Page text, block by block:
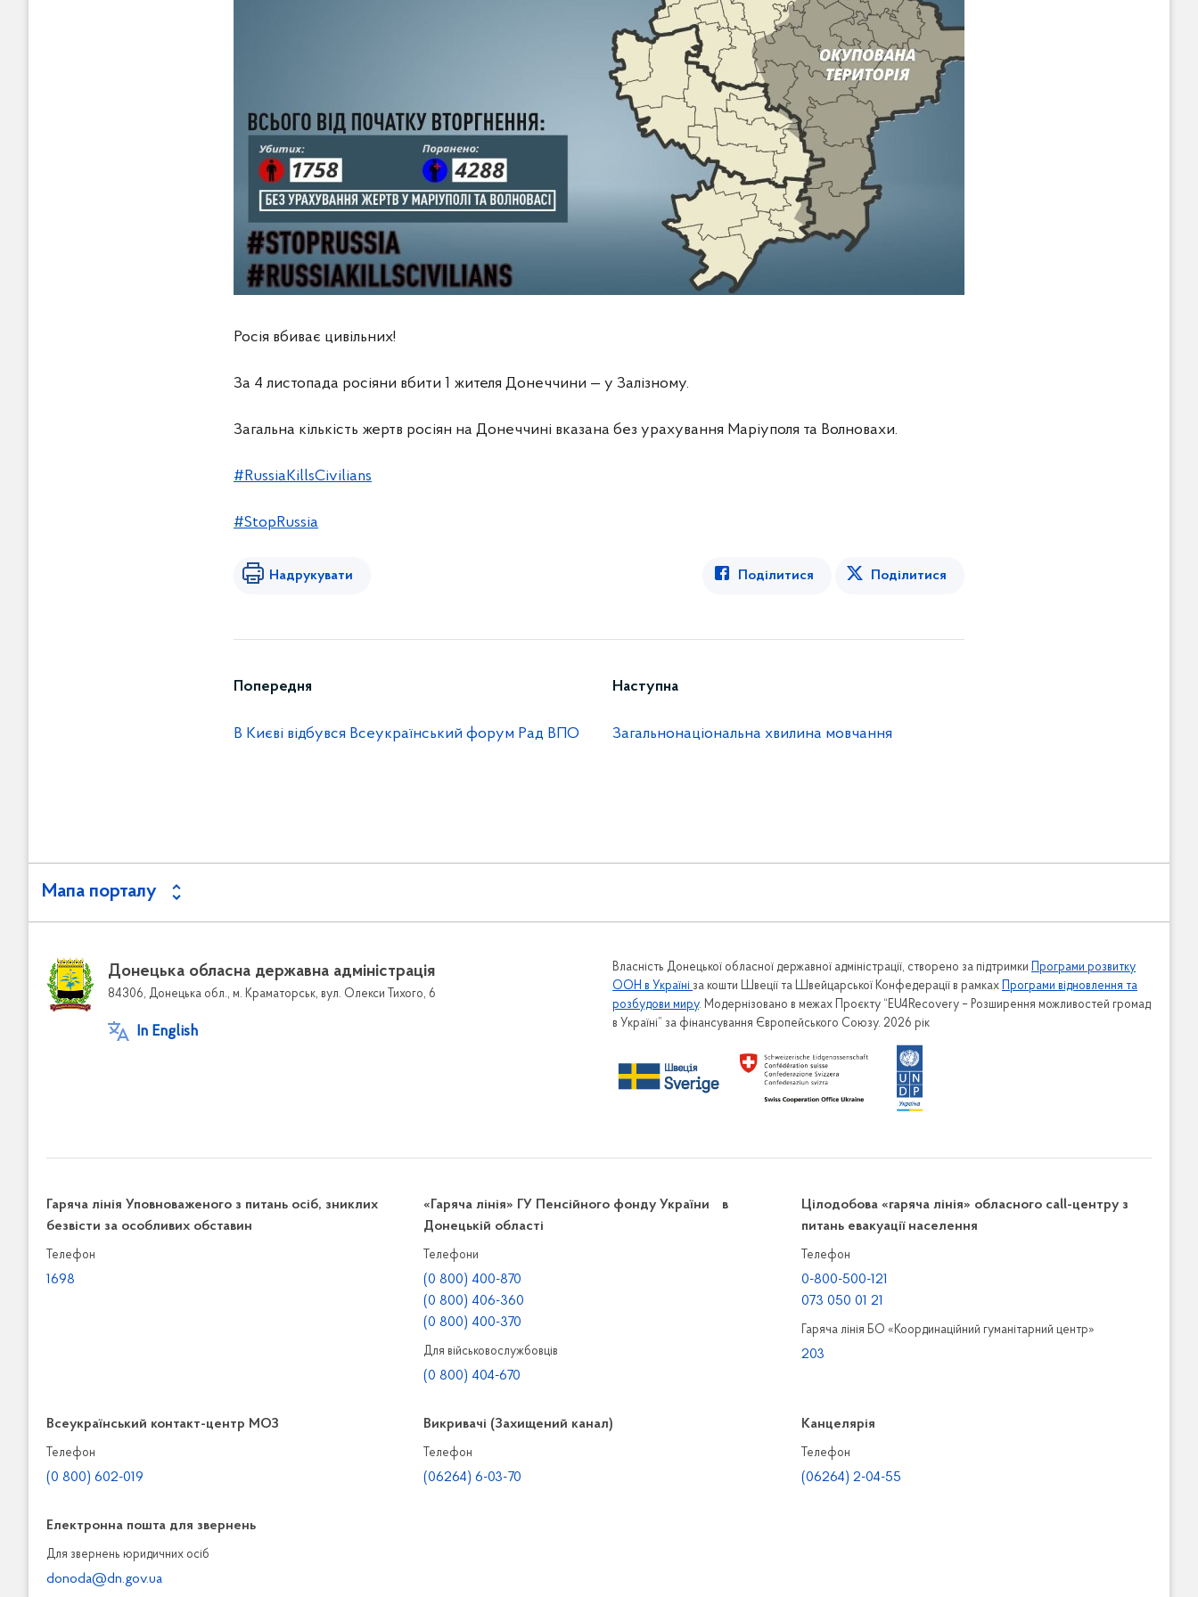
Росія вбиває цивільних!
За 4 листопада росіяни вбити 1 жителя Донеччини — у Залізному.
Загальна кількість жертв росіян на Донеччині вказана без урахування Маріуполя та Волновахи.
#RussiaKillsCivilians
#StopRussia
Надрукувати Поділитися Поділитися
Попередня
В Києві відбувся Всеукраїнський форум Рад ВПО
Наступна
Загальнонаціональна хвилина мовчання
Мапа порталу
Донецька обласна державна адміністрація
84306, Донецька обл., м. Краматорськ, вул. Олекси Тихого, 6
In English
Власність Донецької обласної державної адміністрації, створено за підтримки Програми розвитку
ООН в Україні за кошти Швеції та Швейцарської Конфедерації в рамках Програми відновлення та
розбудови миру. Модернізовано в межах Проєкту “EU4Recovery – Розширення можливостей громад
в Україні” за фінансування Європейського Союзу. 2026 рік
Гаряча лінія Уповноваженого з питань осіб, зниклих
безвісти за особливих обставин
Телефон
1698
«Гаряча лінія» ГУ Пенсійного фонду України в
Донецькій області
Телефони
(0 800) 400-870
(0 800) 406-360
(0 800) 400-370
Для військовослужбовців
(0 800) 404-670
Цілодобова «гаряча лінія» обласного call-центру з
питань евакуації населення
Телефон
0-800-500-121
073 050 01 21
Гаряча лінія БО «Координаційний гуманітарний центр»
203
Всеукраїнський контакт-центр МОЗ
Телефон
(0 800) 602-019
Викривачі (Захищений канал)
Телефон
(06264) 6-03-70
Канцелярiя
Телефон
(06264) 2-04-55
Електронна пошта для звернень
Для звернень юридичних осiб
donoda@dn.gov.ua